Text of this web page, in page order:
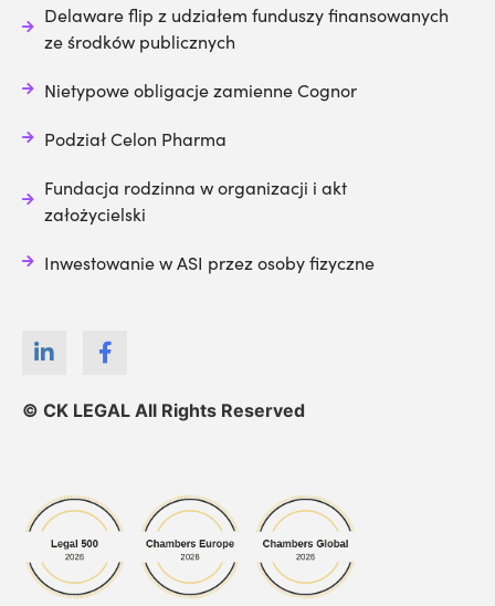
© CK LEGAL All Rights Reserved
Delaware flip z udziałem funduszy finansowanych
ze środków publicznych
Nietypowe obligacje zamienne Cognor
Podział Celon Pharma
Fundacja rodzinna w organizacji i akt
założycielski
Inwestowanie w ASI przez osoby fizyczne